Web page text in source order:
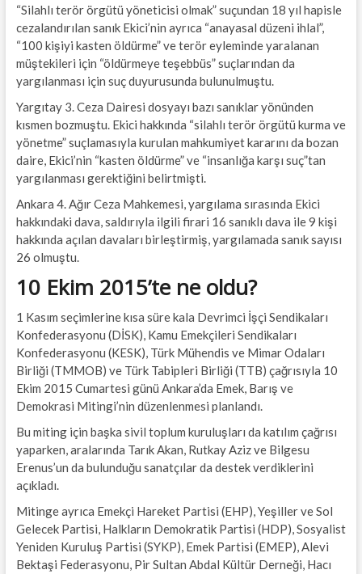
“Silahlı terör örgütü yöneticisi olmak” suçundan 18 yıl hapisle
cezalandırılan sanık Ekici’nin ayrıca “anayasal düzeni ihlal”,
“100 kişiyi kasten öldürme” ve terör eyleminde yaralanan
müştekileri için “öldürmeye teşebbüs” suçlarından da
yargılanması için suç duyurusunda bulunulmuştu.
Yargıtay 3. Ceza Dairesi dosyayı bazı sanıklar yönünden
kısmen bozmuştu. Ekici hakkında “silahlı terör örgütü kurma ve
yönetme” suçlamasıyla kurulan mahkumiyet kararını da bozan
daire, Ekici’nin “kasten öldürme” ve “insanlığa karşı suç”tan
yargılanması gerektiğini belirtmişti.
Ankara 4. Ağır Ceza Mahkemesi, yargılama sırasında Ekici
hakkındaki dava, saldırıyla ilgili firari 16 sanıklı dava ile 9 kişi
hakkında açılan davaları birleştirmiş, yargılamada sanık sayısı
26 olmuştu.
10 Ekim 2015’te ne oldu?
1 Kasım seçimlerine kısa süre kala Devrimci İşçi Sendikaları
Konfederasyonu (DİSK), Kamu Emekçileri Sendikaları
Konfederasyonu (KESK), Türk Mühendis ve Mimar Odaları
Birliği (TMMOB) ve Türk Tabipleri Birliği (TTB) çağrısıyla 10
Ekim 2015 Cumartesi günü Ankara’da Emek, Barış ve
Demokrasi Mitingi’nin düzenlenmesi planlandı.
Bu miting için başka sivil toplum kuruluşları da katılım çağrısı
yaparken, aralarında Tarık Akan, Rutkay Aziz ve Bilgesu
Erenus’un da bulunduğu sanatçılar da destek verdiklerini
açıkladı.
Mitinge ayrıca Emekçi Hareket Partisi (EHP), Yeşiller ve Sol
Gelecek Partisi, Halkların Demokratik Partisi (HDP), Sosyalist
Yeniden Kuruluş Partisi (SYKP), Emek Partisi (EMEP), Alevi
Bektaşi Federasyonu, Pir Sultan Abdal Kültür Derneği, Hacı